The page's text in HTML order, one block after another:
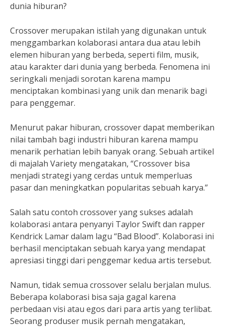
dunia hiburan?
Crossover merupakan istilah yang digunakan untuk
menggambarkan kolaborasi antara dua atau lebih
elemen hiburan yang berbeda, seperti film, musik,
atau karakter dari dunia yang berbeda. Fenomena ini
seringkali menjadi sorotan karena mampu
menciptakan kombinasi yang unik dan menarik bagi
para penggemar.
Menurut pakar hiburan, crossover dapat memberikan
nilai tambah bagi industri hiburan karena mampu
menarik perhatian lebih banyak orang. Sebuah artikel
di majalah Variety mengatakan, “Crossover bisa
menjadi strategi yang cerdas untuk memperluas
pasar dan meningkatkan popularitas sebuah karya.”
Salah satu contoh crossover yang sukses adalah
kolaborasi antara penyanyi Taylor Swift dan rapper
Kendrick Lamar dalam lagu “Bad Blood”. Kolaborasi ini
berhasil menciptakan sebuah karya yang mendapat
apresiasi tinggi dari penggemar kedua artis tersebut.
Namun, tidak semua crossover selalu berjalan mulus.
Beberapa kolaborasi bisa saja gagal karena
perbedaan visi atau egos dari para artis yang terlibat.
Seorang produser musik pernah mengatakan,